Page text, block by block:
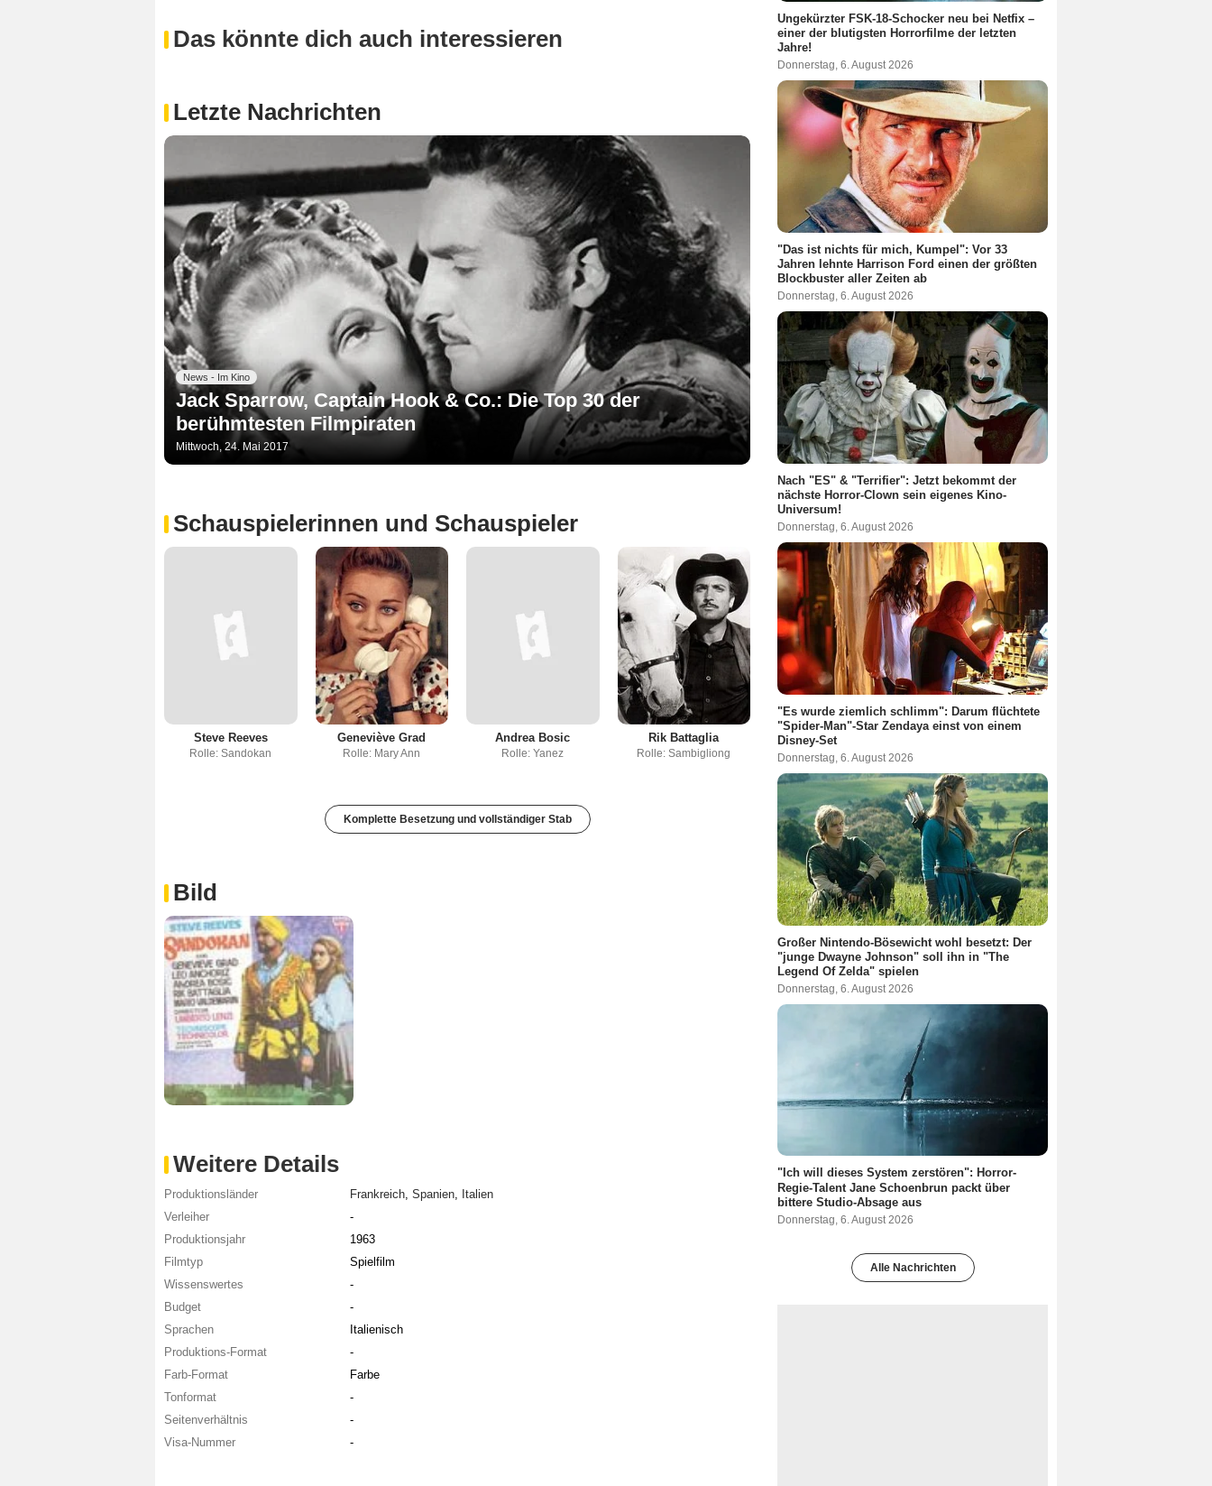
Das könnte dich auch interessieren
Letzte Nachrichten
News - Im Kino
Jack Sparrow, Captain Hook & Co.: Die Top 30 der
berühmtesten Filmpiraten
Mittwoch, 24. Mai 2017
Schauspielerinnen und Schauspieler
Steve Reeves
Rolle: Sandokan
Geneviève Grad
Rolle: Mary Ann
Andrea Bosic
Rolle: Yanez
Rik Battaglia
Rolle: Sambigliong
Komplette Besetzung und vollständiger Stab
Bild
Weitere Details
Produktionsländer Frankreich, Spanien, Italien
Verleiher
-
Produktionsjahr
1963
Filmtyp
Spielfilm
Wissenswertes
-
Budget
-
Sprachen
Italienisch
Produktions-Format
-
Farb-Format
Farbe
Tonformat
-
Seitenverhältnis
-
Visa-Nummer
-
Ungekürzter FSK-18-Schocker neu bei Netfix –
einer der blutigsten Horrorfilme der letzten
Jahre!
Donnerstag, 6. August 2026
"Das ist nichts für mich, Kumpel": Vor 33
Jahren lehnte Harrison Ford einen der größten
Blockbuster aller Zeiten ab
Donnerstag, 6. August 2026
Nach "ES" & "Terrifier": Jetzt bekommt der
nächste Horror-Clown sein eigenes Kino-
Universum!
Donnerstag, 6. August 2026
"Es wurde ziemlich schlimm": Darum flüchtete
"Spider-Man"-Star Zendaya einst von einem
Disney-Set
Donnerstag, 6. August 2026
Großer Nintendo-Bösewicht wohl besetzt: Der
"junge Dwayne Johnson" soll ihn in "The
Legend Of Zelda" spielen
Donnerstag, 6. August 2026
"Ich will dieses System zerstören": Horror-
Regie-Talent Jane Schoenbrun packt über
bittere Studio-Absage aus
Donnerstag, 6. August 2026
Alle Nachrichten